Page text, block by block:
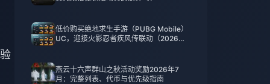
低价购买绝地求生手游（PUBG Mobile）
UC，迎接火影忍者疾风传联动（2026年7
燕云十六声群山之秋活动奖励2026年7
月：完整列表、代币与优先级指南